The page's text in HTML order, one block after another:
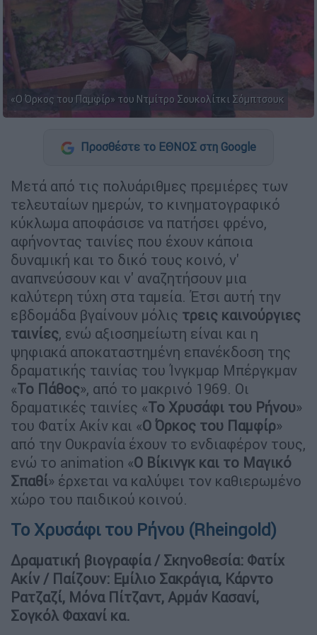
«Ο Όρκος του Παμφίρ» του Ντμίτρο Σουκολίτκι Σόμπτσουκ
Προσθέστε το ΕΘΝΟΣ στη Google
Μετά από τις πολυάριθμες πρεμιέρες των
τελευταίων ημερών, το κινηματογραφικό
κύκλωμα αποφάσισε να πατήσει φρένο,
αφήνοντας ταινίες που έχουν κάποια
δυναμική και το δικό τους κοινό, ν'
αναπνεύσουν και ν' αναζητήσουν μια
καλύτερη τύχη στα ταμεία. Έτσι αυτή την
εβδομάδα βγαίνουν μόλις τρεις καινούργιες
ταινίες, ενώ αξιοσημείωτη είναι και η
ψηφιακά αποκαταστημένη επανέκδοση της
δραματικής ταινίας του Ίνγκμαρ Μπέργκμαν
«Το Πάθος», από το μακρινό 1969. Οι
δραματικές ταινίες «Το Χρυσάφι του Ρήνου»
του Φατίχ Ακίν και «Ο Όρκος του Παμφίρ»
από την Ουκρανία έχουν το ενδιαφέρον τους,
ενώ το animation «Ο Bίκινγκ και το Μαγικό
Σπαθί» έρχεται να καλύψει τον καθιερωμένο
χώρο του παιδικού κοινού.
Το Χρυσάφι του Ρήνου (Rheingold)
Δραματική βιογραφία / Σκηνοθεσία: Φατίχ
Ακίν / Παίζουν: Εμίλιο Σακράγια, Κάρντο
Ρατζαζί, Μόνα Πίτζαντ, Αρμάν Κασανί,
Σογκόλ Φαχανί κα.